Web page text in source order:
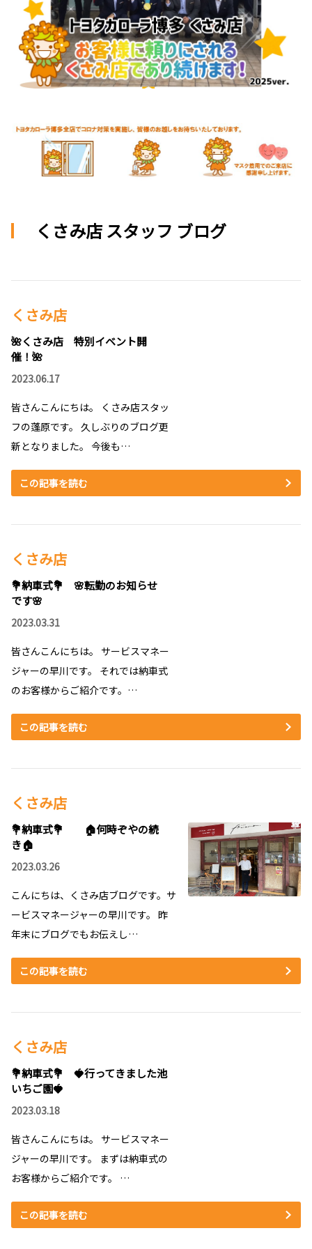
くさみ店 スタッフ ブログ
くさみ店
🌺くさみ店 特別イベント開
催！🌺
2023.06.17
皆さんこんにちは。 くさみ店スタッ
フの蓬原です。 久しぶりのブログ更
新となりました。 今後も…
この記事を読む
くさみ店
💐納車式💐 🌸転勤のお知らせ
です🌸
2023.03.31
皆さんこんにちは。 サービスマネー
ジャーの早川です。 それでは納車式
のお客様からご紹介です。…
この記事を読む
くさみ店
💐納車式💐 🏠何時ぞやの続
き🏠
2023.03.26
こんにちは、くさみ店ブログです。サ
ービスマネージャーの早川です。 昨
年末にブログでもお伝えし…
この記事を読む
くさみ店
💐納車式💐 🍓行ってきました池
いちご園🍓
2023.03.18
皆さんこんにちは。 サービスマネー
ジャーの早川です。 まずは納車式の
お客様からご紹介です。 …
この記事を読む